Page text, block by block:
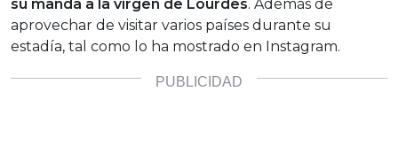
su manda a la virgen de Lourdes. Además de
aprovechar de visitar varios países durante su
estadía, tal como lo ha mostrado en Instagram.